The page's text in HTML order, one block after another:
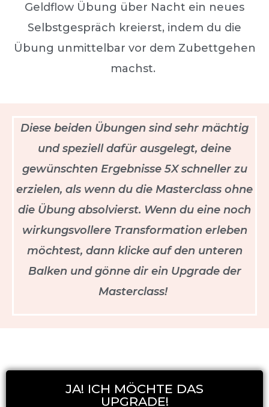
Geldflow Übung über Nacht ein neues
Selbstgespräch kreierst, indem du die
Übung unmittelbar vor dem Zubettgehen
machst.
Diese beiden Übungen sind sehr mächtig
und speziell dafür ausgelegt, deine
gewünschten Ergebnisse 5X schneller zu
erzielen, als wenn du die Masterclass ohne
die Übung absolvierst. Wenn du eine noch
wirkungsvollere Transformation erleben
möchtest, dann klicke auf den unteren
Balken und gönne dir ein Upgrade der
Masterclass!
JA! ICH MÖCHTE DAS
UPGRADE!